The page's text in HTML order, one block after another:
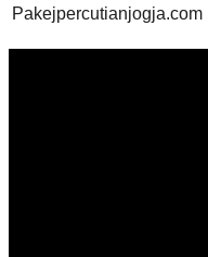
Pakejpercutianjogja.com